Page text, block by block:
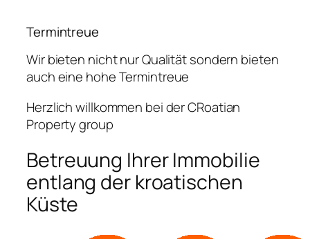
Termintreue
Wir bieten nicht nur Qualität sondern bieten
auch eine hohe Termintreue
Herzlich willkommen bei der CRoatian
Property group
Betreuung Ihrer Immobilie
entlang der kroatischen
Küste